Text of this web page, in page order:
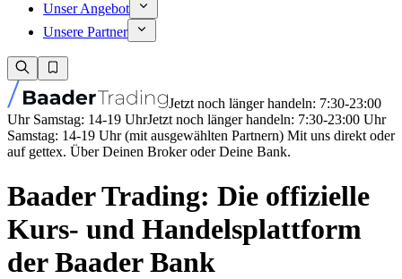
Unser Angebot
Unsere Partner
Jetzt noch länger handeln: 7:30-23:00
Uhr Samstag: 14-19 UhrJetzt noch länger handeln: 7:30-23:00 Uhr
Samstag: 14-19 Uhr (mit ausgewählten Partnern) Mit uns direkt oder
auf gettex. Über Deinen Broker oder Deine Bank.
Baader Trading: Die offizielle
Kurs- und Handelsplattform
der Baader Bank